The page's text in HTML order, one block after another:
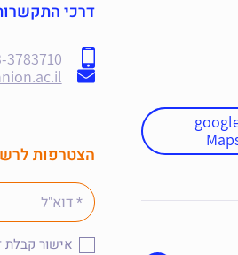
דרכי
3783710
הצטרפות
אישור קבלת